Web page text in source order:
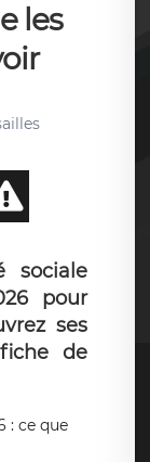
les
sociale
pour
ses
de